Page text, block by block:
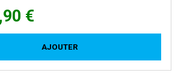
€
AJOUTER